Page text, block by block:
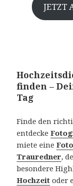
JETZT
finden –
Tag
Finde den
entdecke
miete eine
Trauredner,
besondere
Hochzeit oder